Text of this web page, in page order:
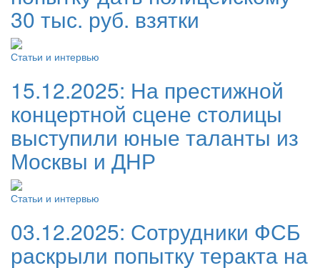
30 тыс. руб. взятки
Статьи и интервью
15.12.2025: На престижной
концертной сцене столицы
выступили юные таланты из
Москвы и ДНР
Статьи и интервью
03.12.2025: Сотрудники ФСБ
раскрыли попытку теракта на